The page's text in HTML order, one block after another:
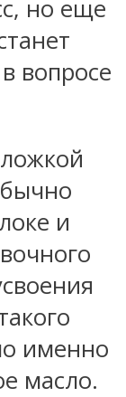
но еще
вопросе
и
именно
масло.